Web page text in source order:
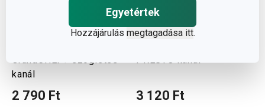
Egyetértek
Hozzájárulás megtagadása itt.
GrandCHEF+ szögletes
kanál
2 790 Ft
PRESTO kanál
3 120 Ft